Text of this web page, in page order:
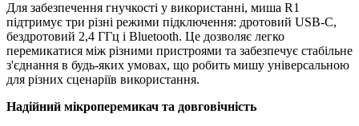
Для забезпечення гнучкості у використанні, миша R1
підтримує три різні режими підключення: дротовий USB-C,
бездротовий 2,4 ГГц і Bluetooth. Це дозволяє легко
перемикатися між різними пристроями та забезпечує стабільне
з'єднання в будь-яких умовах, що робить мишу універсальною
для різних сценаріїв використання.
Надійний мікроперемикач та довговічність